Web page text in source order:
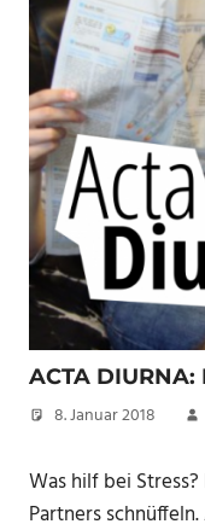
ACTA DIURNA:
8. Januar 2018
Was hilf bei
Partners